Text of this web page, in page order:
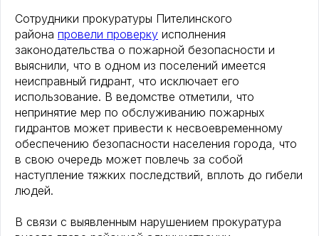
Сотрудники прокуратуры Пителинского
района провели проверку исполнения
законодательства о пожарной безопасности и
выяснили, что в одном из поселений имеется
неисправный гидрант, что исключает его
использование. В ведомстве отметили, что
непринятие мер по обслуживанию пожарных
гидрантов может привести к несвоевременному
обеспечению безопасности населения города, что
в свою очередь может повлечь за собой
наступление тяжких последствий, вплоть до гибели
людей.
В связи с выявленным нарушением прокуратура